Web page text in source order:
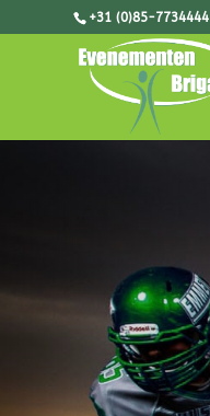
+31 (0)85-7734444